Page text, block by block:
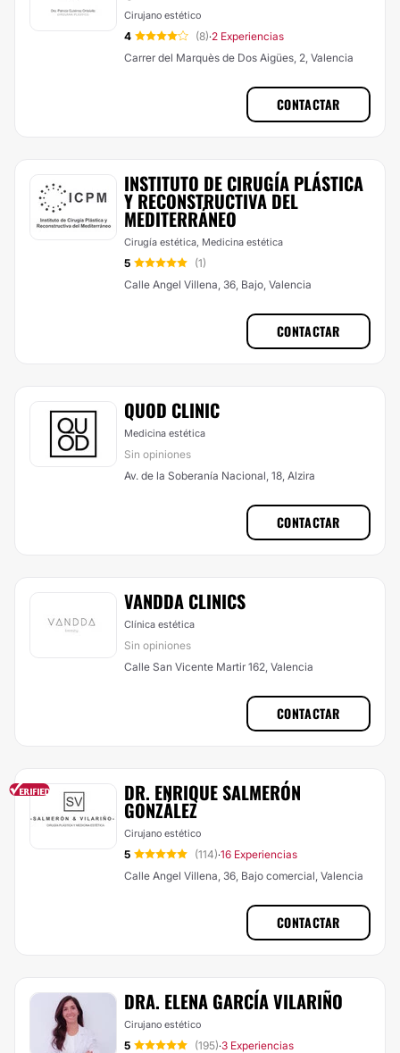
Cirujano estético
4 (8)·2 Experiencias
Carrer del Marquès de Dos Aigües, 2, Valencia
CONTACTAR
INSTITUTO DE CIRUGÍA PLÁSTICA
Y RECONSTRUCTIVA DEL
MEDITERRÁNEO
Cirugía estética, Medicina estética
5
(1)
Calle Angel Villena, 36, Bajo, Valencia
CONTACTAR
QUOD CLINIC
Medicina estética
Sin opiniones
Av. de la Soberanía Nacional, 18, Alzira
CONTACTAR
VANDDA CLINICS
Clínica estética
Sin opiniones
Calle San Vicente Martir 162, Valencia
CONTACTAR
DR. ENRIQUE SALMERÓN
GONZÁLEZ
Cirujano estético
5 (114)·16 Experiencias
Calle Angel Villena, 36, Bajo comercial, Valencia
CONTACTAR
DRA. ELENA GARCÍA VILARIÑO
Cirujano estético
5 (195)·3 Experiencias